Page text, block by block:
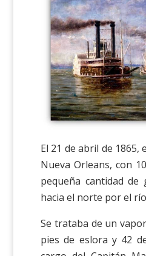
El 21 de abril de
Nueva Orleans, con
pequeña cantidad
hacia el norte por el
Se trataba de un
pies de eslora y 42